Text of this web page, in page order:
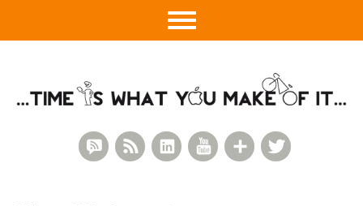
Google+
YouTube
LinkedIn
RSS Feed
RSS Comments